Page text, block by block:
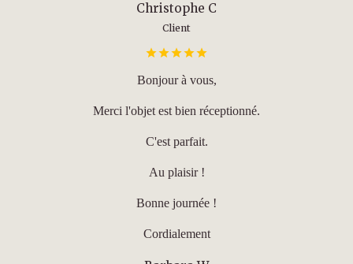
Christophe C
Client
Bonjour à vous,
Merci l'objet est bien réceptionné.
C'est parfait.
Au plaisir !
Bonne journée !
Cordialement